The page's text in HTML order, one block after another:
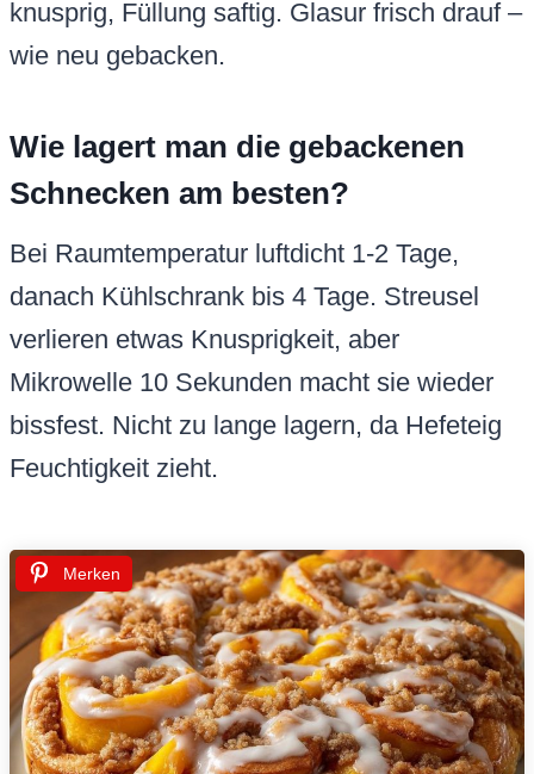
knusprig, Füllung saftig. Glasur frisch drauf –
wie neu gebacken.
Wie lagert man die gebackenen
Schnecken am besten?
Bei Raumtemperatur luftdicht 1-2 Tage,
danach Kühlschrank bis 4 Tage. Streusel
verlieren etwas Knusprigkeit, aber
Mikrowelle 10 Sekunden macht sie wieder
bissfest. Nicht zu lange lagern, da Hefeteig
Feuchtigkeit zieht.
Merken